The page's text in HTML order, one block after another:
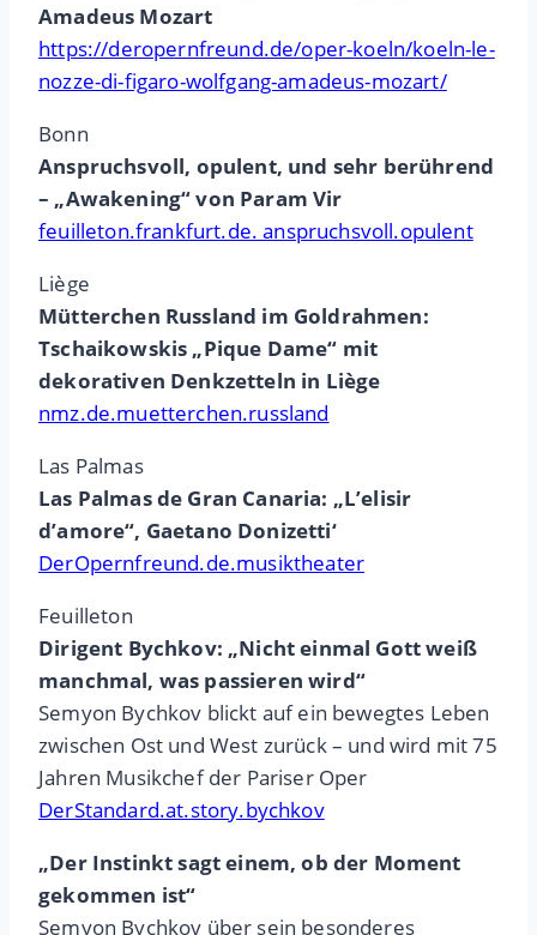
Amadeus Mozart
https://deropernfreund.de/oper-koeln/koeln-le-
nozze-di-figaro-wolfgang-amadeus-mozart/
Bonn
Anspruchsvoll, opulent, und sehr berührend
– „Awakening“ von Param Vir
feuilleton.frankfurt.de. anspruchsvoll.opulent
Liège
Mütterchen Russland im Goldrahmen:
Tschaikowskis „Pique Dame“ mit
dekorativen Denkzetteln in Liège
nmz.de.muetterchen.russland
Las Palmas
Las Palmas de Gran Canaria: „L’elisir
d’amore“, Gaetano Donizetti‘
DerOpernfreund.de.musiktheater
Feuilleton
Dirigent Bychkov: „Nicht einmal Gott weiß
manchmal, was passieren wird“
Semyon Bychkov blickt auf ein bewegtes Leben
zwischen Ost und West zurück – und wird mit 75
Jahren Musikchef der Pariser Oper
DerStandard.at.story.bychkov
„Der Instinkt sagt einem, ob der Moment
gekommen ist“
Semyon Bychkov über sein besonderes